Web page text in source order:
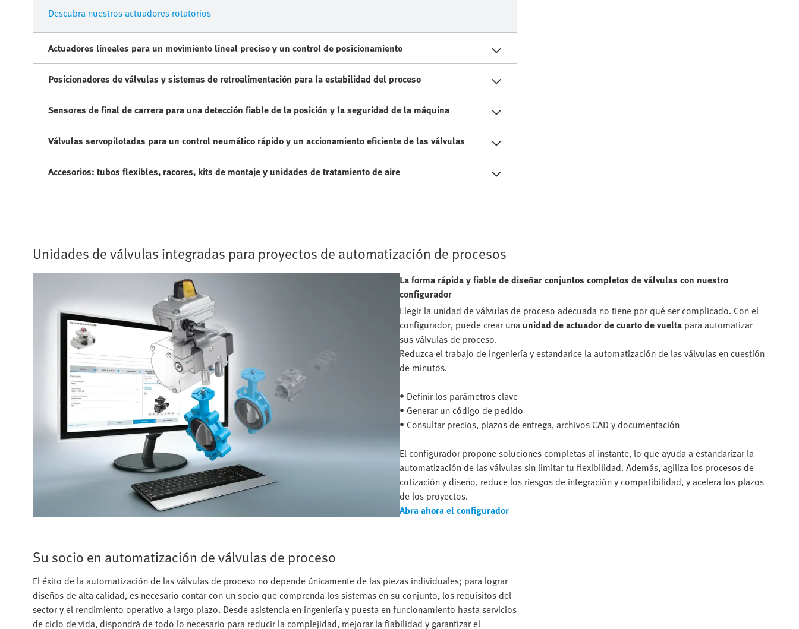
Descubra nuestros actuadores rotatorios
Actuadores lineales para un movimiento lineal preciso y un control de posicionamiento
Posicionadores de válvulas y sistemas de retroalimentación para la estabilidad del proceso
Sensores de final de carrera para una detección fiable de la posición y la seguridad de la máquina
Válvulas servopilotadas para un control neumático rápido y un accionamiento eficiente de las válvulas
Accesorios: tubos flexibles, racores, kits de montaje y unidades de tratamiento de aire
Unidades de válvulas integradas para proyectos de automatización de procesos
La forma rápida y fiable de diseñar conjuntos completos de válvulas con nuestro
configurador
Elegir la unidad de válvulas de proceso adecuada no tiene por qué ser complicado. Con el
configurador, puede crear una unidad de actuador de cuarto de vuelta para automatizar
sus válvulas de proceso.
Reduzca el trabajo de ingeniería y estandarice la automatización de las válvulas en cuestión
de minutos.
• Definir los parámetros clave
• Generar un código de pedido
• Consultar precios, plazos de entrega, archivos CAD y documentación
El configurador propone soluciones completas al instante, lo que ayuda a estandarizar la
automatización de las válvulas sin limitar tu flexibilidad. Además, agiliza los procesos de
cotización y diseño, reduce los riesgos de integración y compatibilidad, y acelera los plazos
de los proyectos.
Abra ahora el configurador
Su socio en automatización de válvulas de proceso
El éxito de la automatización de las válvulas de proceso no depende únicamente de las piezas individuales; para lograr
diseños de alta calidad, es necesario contar con un socio que comprenda los sistemas en su conjunto, los requisitos del
sector y el rendimiento operativo a largo plazo. Desde asistencia en ingeniería y puesta en funcionamiento hasta servicios
de ciclo de vida, dispondrá de todo lo necesario para reducir la complejidad, mejorar la fiabilidad y garantizar el